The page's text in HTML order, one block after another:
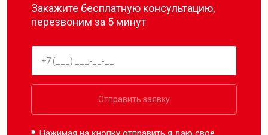
Закажите бесплатную консультацию,
перезвоним за 5 минут
Отправить заявку